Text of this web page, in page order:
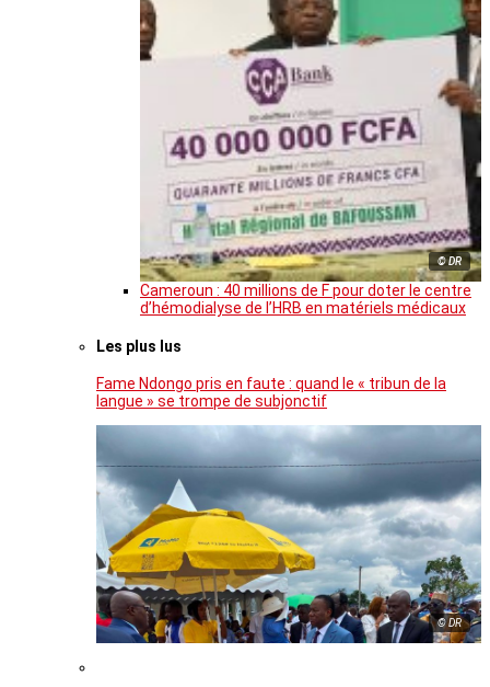
© DR
Cameroun : 40 millions de F pour doter le centre
d’hémodialyse de l’HRB en matériels médicaux
Les plus lus
Fame Ndongo pris en faute : quand le « tribun de la
langue » se trompe de subjonctif
© DR